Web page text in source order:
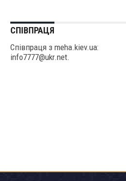
СПІВПРАЦЯ
Співпраця з meha.kiev.ua:
info7777@ukr.net.